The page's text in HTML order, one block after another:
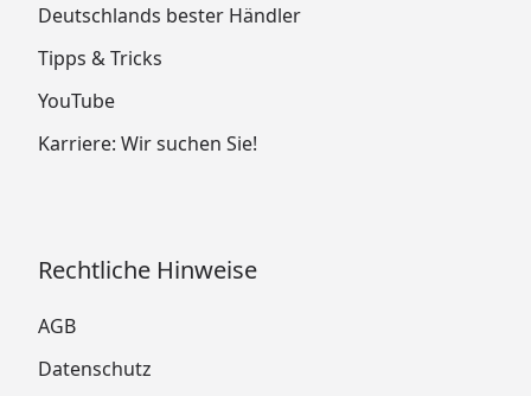
Deutschlands bester Händler
Tipps & Tricks
YouTube
Karriere: Wir suchen Sie!
Rechtliche Hinweise
AGB
Datenschutz